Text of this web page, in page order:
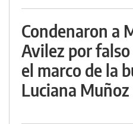
Condenaron a
Avilez por
el marco de la
Luciana Muñoz